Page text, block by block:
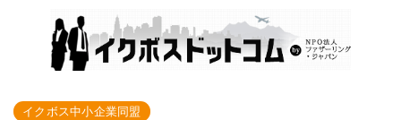
イクボス中小企業同盟